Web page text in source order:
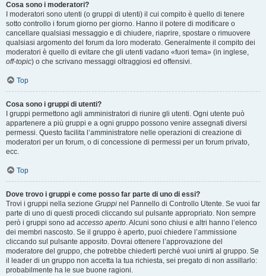
Cosa sono i moderatori?
I moderatori sono utenti (o gruppi di utenti) il cui compito è quello di tenere
sotto controllo i forum giorno per giorno. Hanno il potere di modificare o
cancellare qualsiasi messaggio e di chiudere, riaprire, spostare o rimuovere
qualsiasi argomento del forum da loro moderato. Generalmente il compito dei
moderatori è quello di evitare che gli utenti vadano «fuori tema» (in inglese,
off-topic) o che scrivano messaggi oltraggiosi ed offensivi.
Top
Cosa sono i gruppi di utenti?
I gruppi permettono agli amministratori di riunire gli utenti. Ogni utente può
appartenere a più gruppi e a ogni gruppo possono venire assegnati diversi
permessi. Questo facilita l’amministratore nelle operazioni di creazione di
moderatori per un forum, o di concessione di permessi per un forum privato,
ecc.
Top
Dove trovo i gruppi e come posso far parte di uno di essi?
Trovi i gruppi nella sezione Gruppi nel Pannello di Controllo Utente. Se vuoi far
parte di uno di questi procedi cliccando sul pulsante appropriato. Non sempre
però i gruppi sono ad accesso aperto. Alcuni sono chiusi e altri hanno l’elenco
dei membri nascosto. Se il gruppo è aperto, puoi chiedere l’ammissione
cliccando sul pulsante apposito. Dovrai ottenere l’approvazione del
moderatore del gruppo, che potrebbe chiederti perché vuoi unirti al gruppo. Se
il leader di un gruppo non accetta la tua richiesta, sei pregato di non assillarlo:
probabilmente ha le sue buone ragioni.